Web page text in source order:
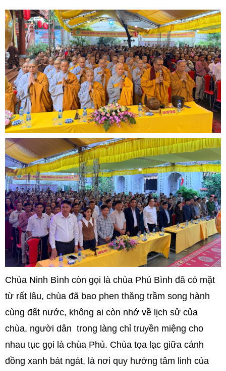
Chùa Ninh Bình còn gọi là chùa Phủ Bình đã có mặt
từ rất lâu, chùa đã bao phen thăng trầm song hành
cùng đất nước, không ai còn nhớ về lịch sử của
chùa, người dân trong làng chỉ truyền miệng cho
nhau tục gọi là chùa Phủ. Chùa tọa lạc giữa cánh
đồng xanh bát ngát, là nơi quy hướng tâm linh của